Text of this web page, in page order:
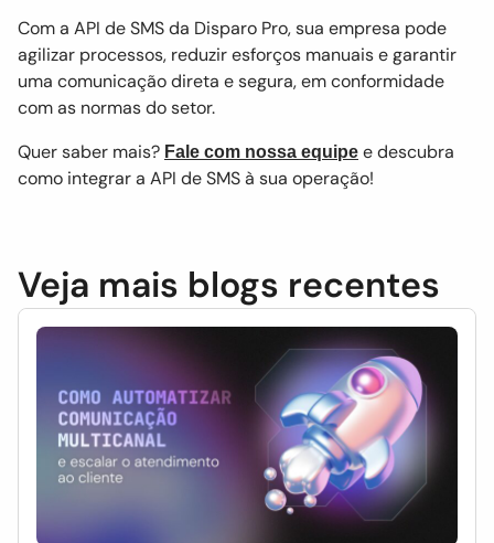
Com a API de SMS da Disparo Pro, sua empresa pode
agilizar processos, reduzir esforços manuais e garantir
uma comunicação direta e segura, em conformidade
com as normas do setor.
Quer saber mais? Fale com nossa equipe e descubra
como integrar a API de SMS à sua operação!
Veja mais blogs recentes